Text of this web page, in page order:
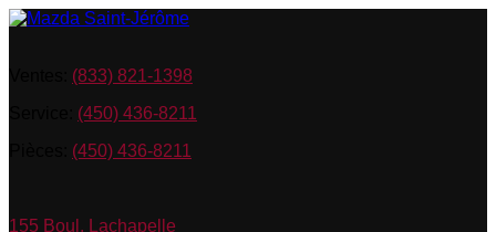
(833) 821-1398
(450) 436-8211
(450) 436-8211
155 Boul. Lachapelle